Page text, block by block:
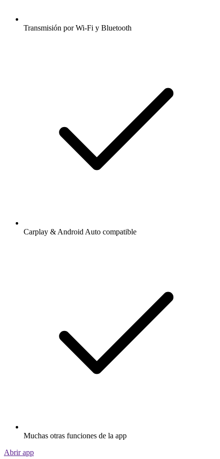
Transmisión por Wi-Fi y Bluetooth
Carplay & Android Auto compatible
Muchas otras funciones de la app
Abrir app